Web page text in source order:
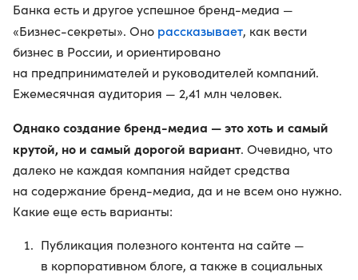
Банка есть и другое успешное бренд-медиа —
«Бизнес-секреты». Оно рассказывает, как вести
бизнес в России, и ориентировано
на предпринимателей и руководителей компаний.
Ежемесячная аудитория — 2,41 млн человек.
Однако создание бренд-медиа — это хоть и самый
крутой, но и самый дорогой вариант. Очевидно, что
далеко не каждая компания найдет средства
на содержание бренд-медиа, да и не всем оно нужно.
Какие еще есть варианты:
Публикация полезного контента на сайте —
в корпоративном блоге, а также в социальных